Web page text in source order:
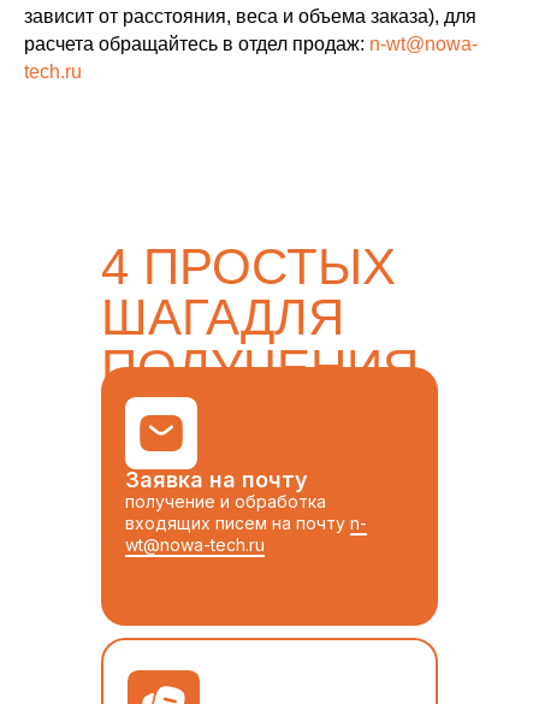
зависит от расстояния, веса и объема заказа), для
расчета обращайтесь в отдел продаж: n-wt@nowa-
tech.ru
4 ПРОСТЫХ
ШАГАДЛЯ
ПОЛУЧЕНИЯ
ТОВАРА
Заявка на почту
получение и обработка
входящих писем на почту n-
wt@nowa-tech.ru